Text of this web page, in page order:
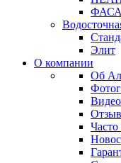
Элит
О компании
Об